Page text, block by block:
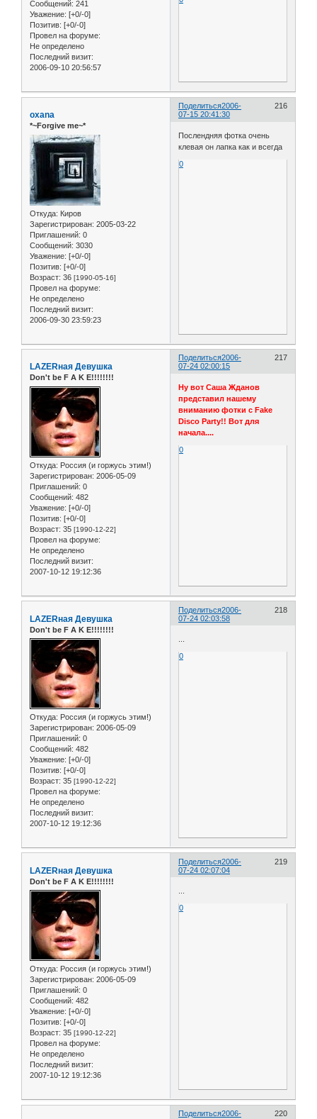
Сообщений: 241
Уважение: [+0/-0]
Позитив: [+0/-0]
Провел на форуме:
Не определено
Последний визит:
2006-09-10 20:56:57
Поделиться 216
2006-
07-15 20:41:30
oxana
*~Forgive me~*
Откуда: Киров
Зарегистрирован: 2005-03-22
Приглашений: 0
Сообщений: 3030
Уважение: [+0/-0]
Позитив: [+0/-0]
Возраст: 36 [1990-05-16]
Провел на форуме:
Не определено
Последний визит:
2006-09-30 23:59:23
Послендняя фотка очень
клевая он лапка как и всегда
0
Поделиться 217
2006-
07-24 02:00:15
LAZERная Девушка
Don't be F A K E!!!!!!!!
Откуда: Россия (и горжусь этим!)
Зарегистрирован: 2006-05-09
Приглашений: 0
Сообщений: 482
Уважение: [+0/-0]
Позитив: [+0/-0]
Возраст: 35 [1990-12-22]
Провел на форуме:
Не определено
Последний визит:
2007-10-12 19:12:36
Ну вот Саша Жданов
представил нашему
вниманию фотки с Fake
Disco Party!! Вот для
начала....
0
Поделиться 218
2006-
07-24 02:03:58
LAZERная Девушка
Don't be F A K E!!!!!!!!
Откуда: Россия (и горжусь этим!)
Зарегистрирован: 2006-05-09
Приглашений: 0
Сообщений: 482
Уважение: [+0/-0]
Позитив: [+0/-0]
Возраст: 35 [1990-12-22]
Провел на форуме:
Не определено
Последний визит:
2007-10-12 19:12:36
0
Поделиться 219
2006-
07-24 02:07:04
LAZERная Девушка
Don't be F A K E!!!!!!!!
Откуда: Россия (и горжусь этим!)
Зарегистрирован: 2006-05-09
Приглашений: 0
Сообщений: 482
Уважение: [+0/-0]
Позитив: [+0/-0]
Возраст: 35 [1990-12-22]
Провел на форуме:
Не определено
Последний визит:
2007-10-12 19:12:36
...
0
Поделиться 220
2006-